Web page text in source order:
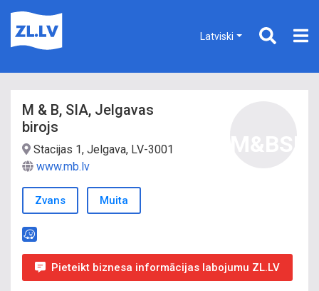
Latviski
M & B, SIA, Jelgavas
birojs
Stacijas 1, Jelgava, LV-3001
www.mb.lv
Zvans Muita
Pieteikt biznesa informācijas labojumu ZL.LV